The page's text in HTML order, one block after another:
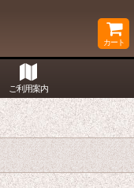
カート
ご利用案内